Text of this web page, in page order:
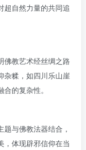
超自然力量的共同追
佛教艺术经丝绸之路
杂糅，如四川乐山崖
的复杂性。
与佛教法器结合，
，体现辟邪信仰在当